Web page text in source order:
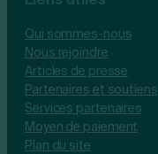
Qui sommes-nous
Nous rejoindre
Articles de presse
Partenaires et soutiens
Services partenaires
Moyen de paiement
Plan du site